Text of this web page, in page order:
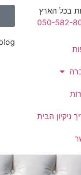
בכל הארץ